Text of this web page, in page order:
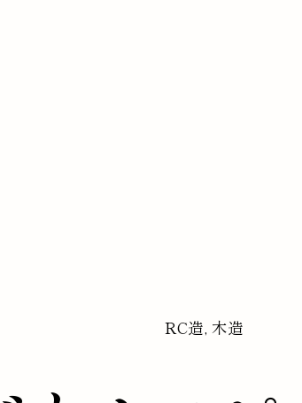
RC造, 木造